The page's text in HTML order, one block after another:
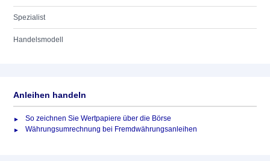
Spezialist
Handelsmodell
Anleihen handeln
So zeichnen Sie Wertpapiere über die Börse
Währungsumrechnung bei Fremdwährungsanleihen